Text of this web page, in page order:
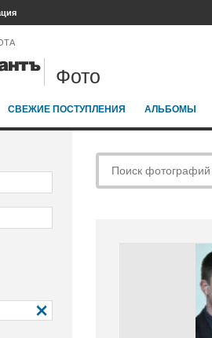
Фото
СВЕЖИЕ ПОСТУПЛЕНИЯ АЛЬБОМЫ